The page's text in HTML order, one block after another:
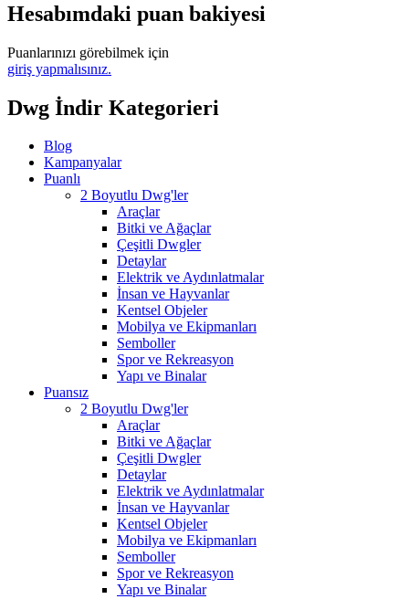
Hesabımdaki puan bakiyesi
Puanlarınızı görebilmek için
giriş yapmalısınız.
Dwg İndir Kategorieri
Blog
Kampanyalar
Puanlı
2 Boyutlu Dwg'ler
Araçlar
Bitki ve Ağaçlar
Çeşitli Dwgler
Detaylar
Elektrik ve Aydınlatmalar
İnsan ve Hayvanlar
Kentsel Objeler
Mobilya ve Ekipmanları
Semboller
Spor ve Rekreasyon
Yapı ve Binalar
Puansız
2 Boyutlu Dwg'ler
Araçlar
Bitki ve Ağaçlar
Çeşitli Dwgler
Detaylar
Elektrik ve Aydınlatmalar
İnsan ve Hayvanlar
Kentsel Objeler
Mobilya ve Ekipmanları
Semboller
Spor ve Rekreasyon
Yapı ve Binalar